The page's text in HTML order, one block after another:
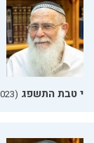
י טבת התשפג (03.01.2023)